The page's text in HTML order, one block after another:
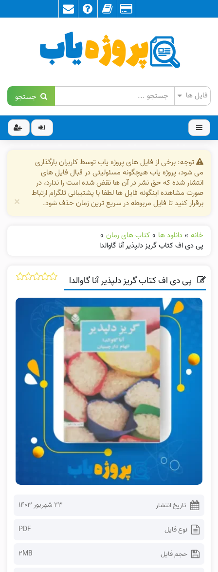
جستجو
توجه: برخی از فایل های پروژه یاب توسط کاربران بارگذاری
می شود، پروژه یاب هیچگونه مسئولیتی در قبال فایل های
انتشار شده که حق نشر در آن ها نقض شده است را ندارد، در
صورت مشاهده اینگونه فایل ها لطفا با پشتیبانی تلگرام ارتباط
برقرار کنید تا فایل مربوطه در سریع ترین زمان حذف شود.
×
خانه » دانلود ها » کتاب های رمان »
پی دی اف کتاب گریز دلپذیر آنا گاوالدا
پی دی اف کتاب گریز دلپذیر آنا گاوالدا
تاریخ انتشار ۲۳ شهریور ۱۴۰۳
نوع فایل PDF
حجم فایل 2MB